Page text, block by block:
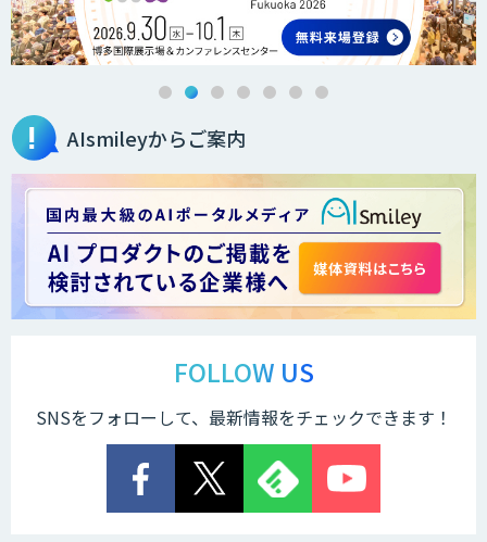
法人向けAIエージェント「OfficeAI社
員」
2層ナレッジ×AIで顧客コミュニケーシ
＜Dify活用＞AIエージェントDRIVE
ジェント開発
Explaza 生成AI Partner｜AIエージェン
AIsmileyからご案内
FOLLOW US
SNSをフォローして、最新情報をチェックできます！